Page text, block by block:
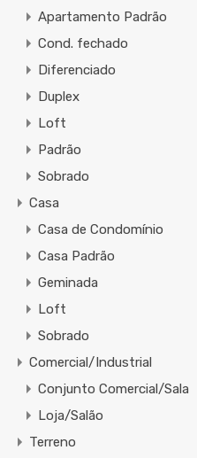
Apartamento Padrão
Cond. fechado
Diferenciado
Duplex
Loft
Padrão
Sobrado
Casa
Casa de Condomínio
Casa Padrão
Geminada
Loft
Sobrado
Comercial/Industrial
Conjunto Comercial/Sala
Loja/Salão
Terreno